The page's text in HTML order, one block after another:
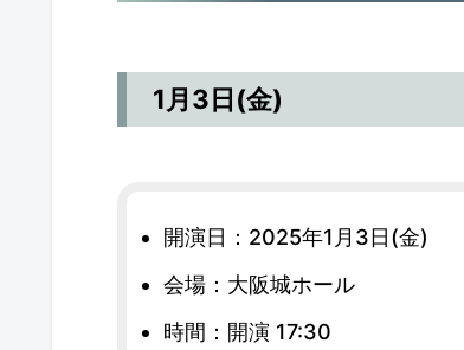
1月3日(金)
開演日：2025年1月3日(金)
会場：大阪城ホール
時間：開演 17:30